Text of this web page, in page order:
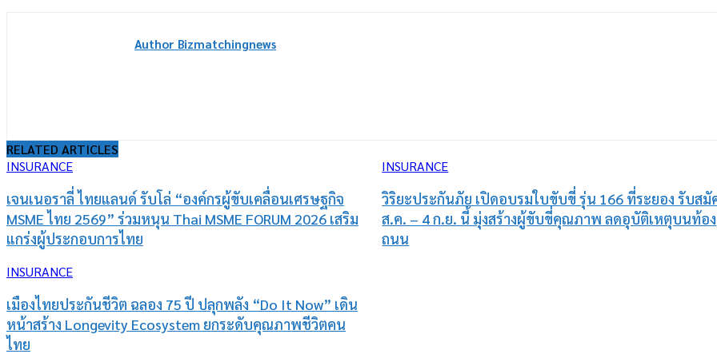
Author Bizmatchingnews
RELATED ARTICLES
INSURANCE
เจนเนอราลี่ ไทยแลนด์ รับโล่ “องค์กรผู้ขับเคลื่อนเศรษฐกิจ
MSME ไทย 2569” ร่วมหนุน Thai MSME FORUM 2026 เสริม
แกร่งผู้ประกอบการไทย
INSURANCE
วิริยะประกันภัย เปิดอบรมใบขับขี่ รุ่น 166 ที่ระยอง รับสมั
ส.ค. – 4 ก.ย. นี้ มุ่งสร้างผู้ขับขี่คุณภาพ ลดอุบัติเหตุบนท้อง
ถนน
INSURANCE
เมืองไทยประกันชีวิต ฉลอง 75 ปี ปลุกพลัง “Do It Now” เดิน
หน้าสร้าง Longevity Ecosystem ยกระดับคุณภาพชีวิตคน
ไทย